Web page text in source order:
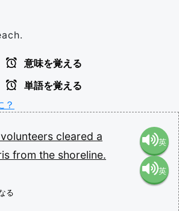
意味を覚える
単語を覚える
？
volunteers cleared a
from the shoreline.
英
語（米
英
る